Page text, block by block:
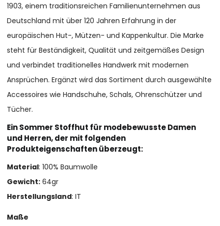
1903, einem traditionsreichen Familienunternehmen aus
Deutschland mit über 120 Jahren Erfahrung in der
europäischen Hut-, Mützen- und Kappenkultur. Die Marke
steht für Beständigkeit, Qualität und zeitgemäßes Design
und verbindet traditionelles Handwerk mit modernen
Ansprüchen. Ergänzt wird das Sortiment durch ausgewählte
Accessoires wie Handschuhe, Schals, Ohrenschützer und
Tücher.
Ein Sommer Stoffhut für modebewusste Damen
und Herren, der mit folgenden
Produkteigenschaften überzeugt:
Material: 100% Baumwolle
Gewicht: 64gr
Herstellungsland: IT
Maße